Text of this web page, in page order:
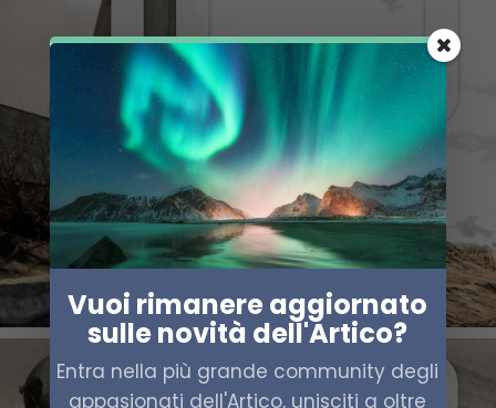
Vuoi rimanere aggiornato
sulle novità dell'Artico?
Entra nella più grande community degli
appasionati dell'Artico, unisciti a oltre